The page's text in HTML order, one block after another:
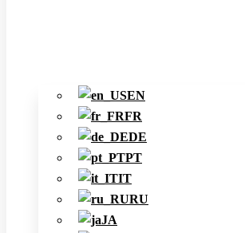
EN
FR
DE
PT
IT
RU
JA